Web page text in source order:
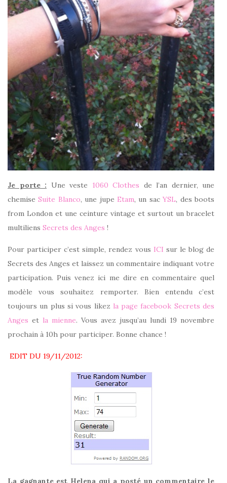
Je porte : Une veste 1060 Clothes de l’an dernier, une
chemiseSuite Blanco, une jupe Etam, un sacYSL, des boots
from London et une ceinture vintage et surtout un bracelet
multiliens Secrets des Anges !
Pour participer c’est simple, rendez vous ICI sur le blog de
Secrets des Anges et laissez un commentaire indiquant votre
participation. Puis venez ici me dire en commentaire quel
modèle vous souhaitez remporter. Bien entendu c’est
toujours un plus si vous likez la page facebook Secrets des
Anges et la mienne. Vous avez jusqu’au lundi 19 novembre
prochain à 10h pour participer. Bonne chance !
EDIT DU 19/11/2012:
La gagnante est Helena qui a posté un commentaire le